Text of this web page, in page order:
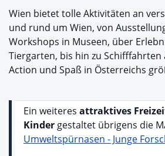
Wien bietet tolle Aktivitäten an
und rund um Wien, von
Workshops in Museen, über
Tiergarten, bis hin zu
Action und Spaß in Österreichs
Ein weiteres attraktives
Kindergestaltet übrigens die
Umweltspürnasen - Junge